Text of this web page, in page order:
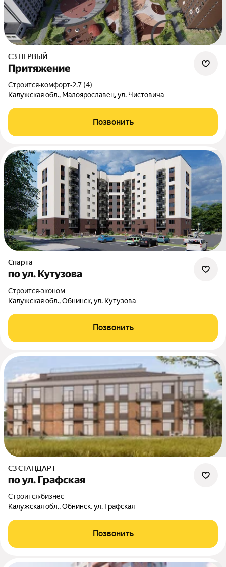
СЗ ПЕРВЫЙ
Притяжение
Строится•комфорт•2.7 (4)
Калужская обл., Малоярославец, ул. Чистовича
Позвонить
Спарта
по ул. Кутузова
Строится•эконом
Калужская обл., Обнинск, ул. Кутузова
Позвонить
СЗ СТАНДАРТ
по ул. Графская
Строится•бизнес
Калужская обл., Обнинск, ул. Графская
Позвонить